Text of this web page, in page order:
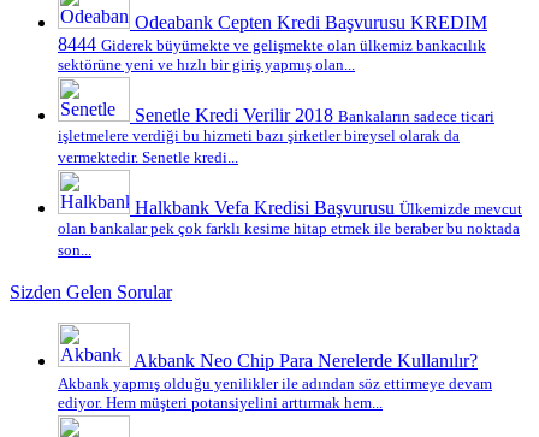
Odeabank Cepten Kredi Başvurusu KREDIM
8444 Giderek büyümekte ve gelişmekte olan ülkemiz bankacılık
sektörüne yeni ve hızlı bir giriş yapmış olan...
Senetle Kredi Verilir 2018 Bankaların sadece ticari
işletmelere verdiği bu hizmeti bazı şirketler bireysel olarak da
vermektedir. Senetle kredi...
Halkbank Vefa Kredisi Başvurusu Ülkemizde mevcut
olan bankalar pek çok farklı kesime hitap etmek ile beraber bu noktada
son...
Sizden Gelen Sorular
Akbank Neo Chip Para Nerelerde Kullanılır?
Akbank yapmış olduğu yenilikler ile adından söz ettirmeye devam
ediyor. Hem müşteri potansiyelini arttırmak hem...